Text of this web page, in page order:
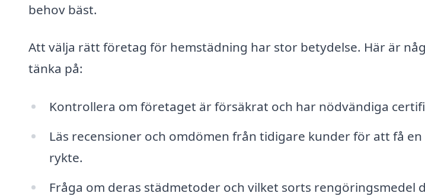
behov bäst.
Att välja rätt företag för hemstädning har stor betydelse. Här är
tänka på:
Kontrollera om företaget är försäkrat och har nödvändiga
Läs recensioner och omdömen från tidigare kunder för att få
rykte.
Fråga om deras städmetoder och vilket sorts rengöringsmedel